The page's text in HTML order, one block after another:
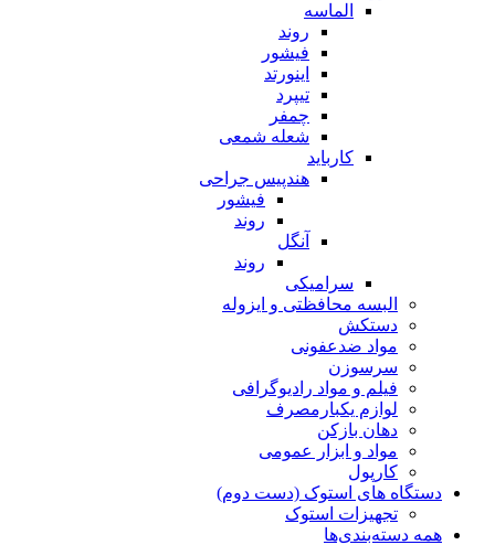
الماسه
روند
فیشور
اینورتد
تیپرد
چمفر
شعله شمعی
کارباید
هندپیس جراحی
فیشور
روند
آنگل
روند
سرامیکی
البسه محافظتی و ایزوله
دستکش
مواد ضدعفونی
سرسوزن
فیلم و مواد رادیوگرافی
لوازم یکبارمصرف
دهان بازکن
مواد و ابزار عمومی
کارپول
دستگاه های استوک (دست دوم)
تجهیزات استوک
همه دسته‌بندی‌ها